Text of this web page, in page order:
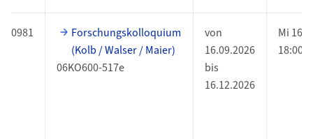
0981
Forschungskolloquium
(Kolb / Walser / Maier)
06KO600-517e
von
16.09.2026
bis
16.12.2026
Mi
18:00